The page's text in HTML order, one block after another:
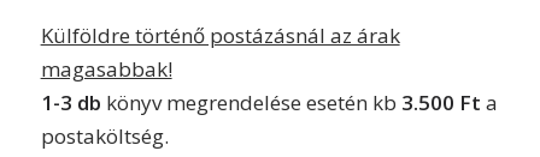
Külföldre történő postázásnál az árak
magasabbak!
1-3 db könyv megrendelése esetén kb 3.500 Ft a
postaköltség.